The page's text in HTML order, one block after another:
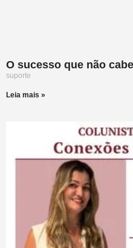
O sucesso que não
suporte
Leia mais »